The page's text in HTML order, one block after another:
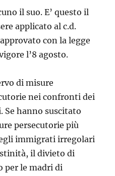
ricordare
per
capire
il suo. E’ questo il
applicato al c.d.
con la legge
l’8 agosto.
di misure
nei confronti dei
Se hanno suscitato
persecutorie più
immigrati irregolari
il divieto di
per le madri di